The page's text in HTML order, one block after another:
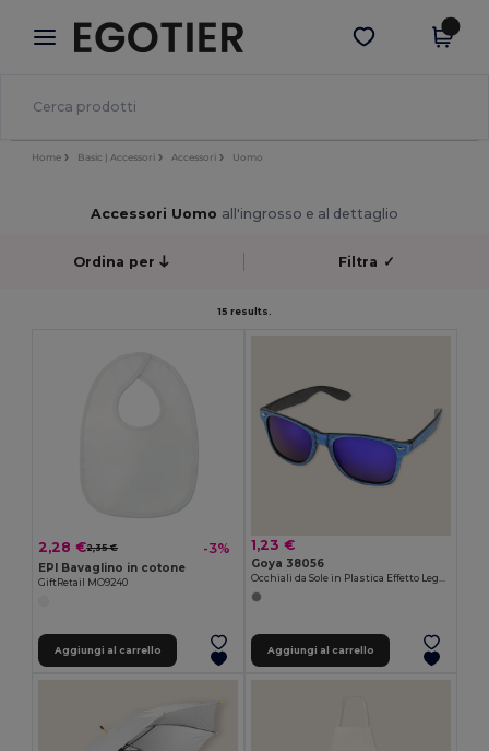
× App Egotier
Prezzi migliori sull'app!
Scarica app
Home Basic | Accessori Accessori Uomo
Accessori Uomo all'ingrosso e al dettaglio
Ordina per Filtra ✓
15 results.
2,28 €2,35 € -3%
EPI Bavaglino in cotone
GiftRetail MO9240
Aggiungi al carrello
1,23 €
Goya 38056
Occhiali da Sole in Plastica Effetto Legno Colorato con Lenti a Specchio UV400 TIMBER
Aggiungi al carrello